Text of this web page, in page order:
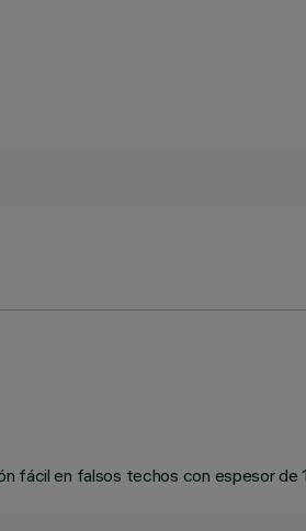
fácil en falsos techos con espesor de